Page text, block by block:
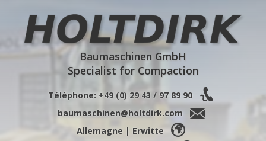
Baumaschinen GmbH
Specialist for Compaction
Téléphone: +49 (0) 29 43 / 97 89 90
baumaschinen@holtdirk.com
Allemagne | Erwitte